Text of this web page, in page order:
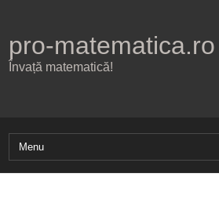
pro-matematica.ro
Învață matematică!